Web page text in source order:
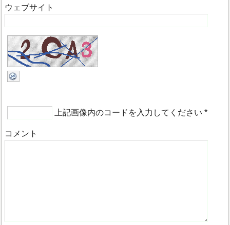
ウェブサイト
上記画像内のコードを入力してください *
コメント